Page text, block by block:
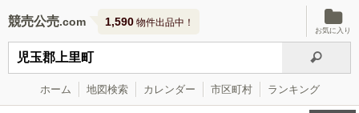
競売公売 1,590 物件出品中！
お気に入り
ホーム 地図検索 カレンダー 市区町村 ランキング